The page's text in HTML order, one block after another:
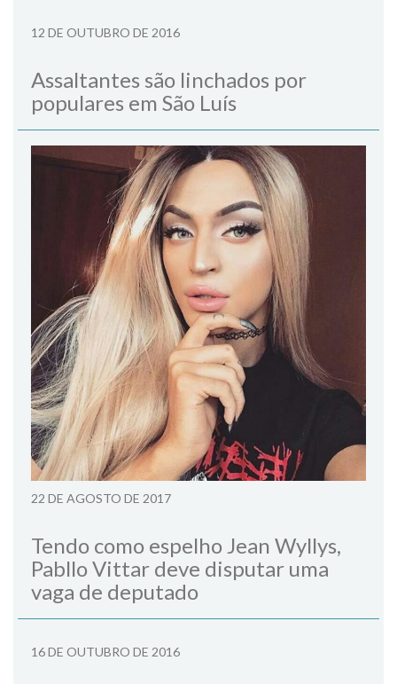
12 DE OUTUBRO DE 2016
Assaltantes são linchados por
populares em São Luís
22 DE AGOSTO DE 2017
Tendo como espelho Jean Wyllys,
Pabllo Vittar deve disputar uma
vaga de deputado
16 DE OUTUBRO DE 2016